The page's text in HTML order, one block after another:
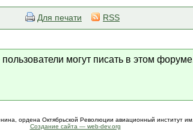
Для печати RSS
могут писать в этом
ордена Октябрьской Революции авиационный институт
Создание сайта — web-dev.org